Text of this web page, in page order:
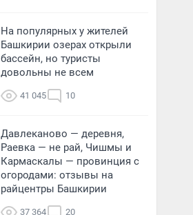
На популярных у жителей
Башкирии озерах открыли
бассейн, но туристы
довольны не всем
41 045 10
Давлеканово — деревня,
Раевка — не рай, Чишмы и
Кармаскалы — провинция с
огородами: отзывы на
райцентры Башкирии
37 364 20